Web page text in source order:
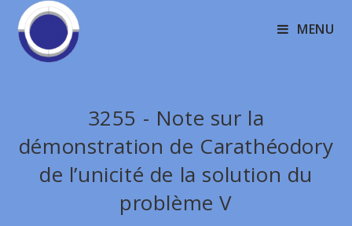
MENU
3255 - Note sur la
démonstration de Carathéodory
de l’unicité de la solution du
problème V